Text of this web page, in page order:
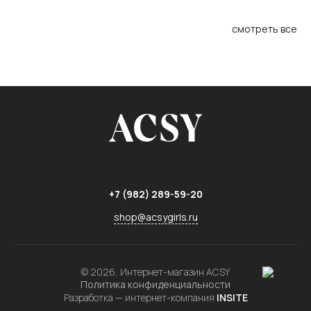
смотреть все
+7 (982) 289-59-20
shop@acsygirls.ru
© 2026, Интернет-магазин ACSY
Политика конфиденциальности
Разработка — интернет-компания INSITE